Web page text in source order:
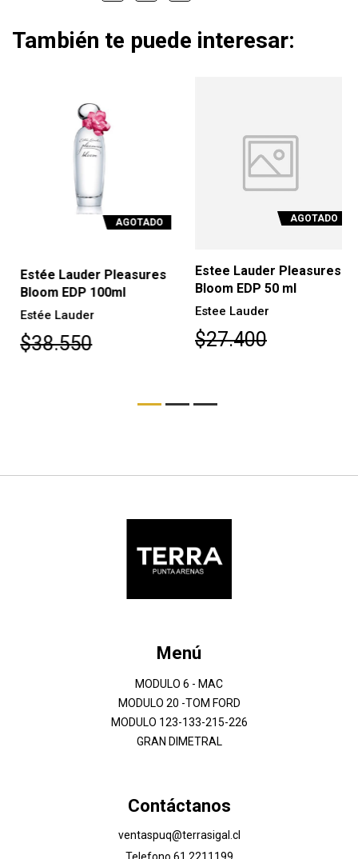
También te puede interesar:
AGOTADO
Estée Lauder Pleasures
Bloom EDP 100ml
Estée Lauder
$38.550
AGOTADO
Estee Lauder Pleasures
Bloom EDP 50 ml
Estee Lauder
$27.400
Menú
MODULO 6 - MAC
MODULO 20 -TOM FORD
MODULO 123-133-215-226
GRAN DIMETRAL
Contáctanos
ventaspuq@terrasigal.cl
Telefono 61 2211199